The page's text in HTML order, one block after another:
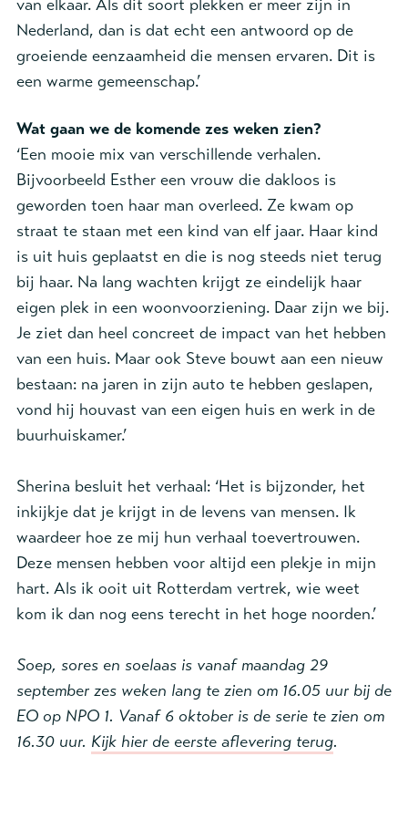
van elkaar. Als dit soort plekken er meer zijn in
Nederland, dan is dat echt een antwoord op de
groeiende eenzaamheid die mensen ervaren. Dit is
een warme gemeenschap.’
Wat gaan we de komende zes weken zien?
‘Een mooie mix van verschillende verhalen.
Bijvoorbeeld Esther een vrouw die dakloos is
geworden toen haar man overleed. Ze kwam op
straat te staan met een kind van elf jaar. Haar kind
is uit huis geplaatst en die is nog steeds niet terug
bij haar. Na lang wachten krijgt ze eindelijk haar
eigen plek in een woonvoorziening. Daar zijn we bij.
Je ziet dan heel concreet de impact van het hebben
van een huis. Maar ook Steve bouwt aan een nieuw
bestaan: na jaren in zijn auto te hebben geslapen,
vond hij houvast van een eigen huis en werk in de
buurhuiskamer.’
Sherina besluit het verhaal: ‘Het is bijzonder, het
inkijkje dat je krijgt in de levens van mensen. Ik
waardeer hoe ze mij hun verhaal toevertrouwen.
Deze mensen hebben voor altijd een plekje in mijn
hart. Als ik ooit uit Rotterdam vertrek, wie weet
kom ik dan nog eens terecht in het hoge noorden.’
Soep, sores en soelaas is vanaf maandag 29
september zes weken lang te zien om 16.05 uur bij de
EO op NPO 1. Vanaf 6 oktober is de serie te zien om
16.30 uur. Kijk hier de eerste aflevering terug.